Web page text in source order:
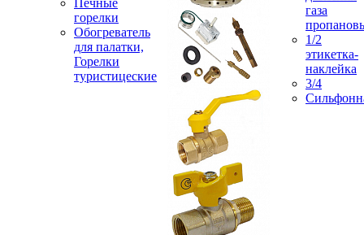
Печные
горелки
Обогреватель
для палатки,
Горелки
туристицеские
газа
1/2
этикетка-
наклейка
3/4